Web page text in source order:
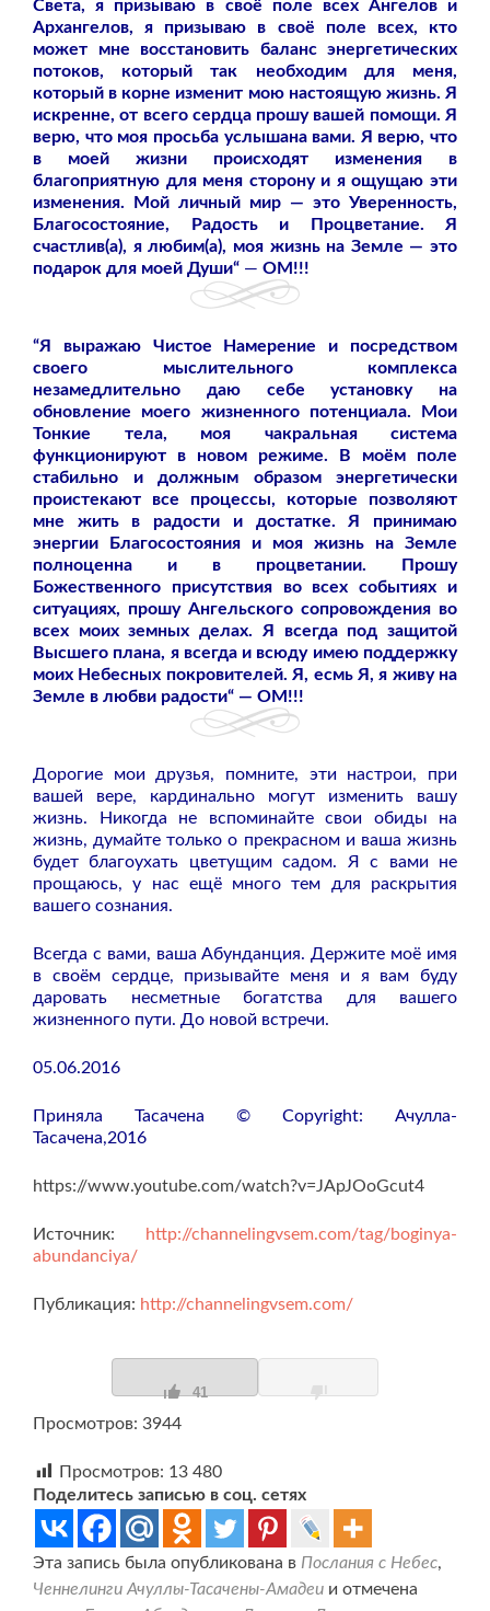
Света, я призываю в своё поле всех Ангелов и
Архангелов, я призываю в своё поле всех, кто
может мне восстановить баланс энергетических
потоков, который так необходим для меня,
который в корне изменит мою настоящую жизнь. Я
искренне, от всего сердца прошу вашей помощи. Я
верю, что моя просьба услышана вами. Я верю, что
в моей жизни происходят изменения в
благоприятную для меня сторону и я ощущаю эти
изменения. Мой личный мир — это Уверенность,
Благосостояние, Радость и Процветание. Я
счастлив(а), я любим(а), моя жизнь на Земле — это
подарок для моей Души“ — ОМ!!!
“Я выражаю Чистое Намерение и посредством
своего мыслительного комплекса
незамедлительно даю себе установку на
обновление моего жизненного потенциала. Мои
Тонкие тела, моя чакральная система
функционируют в новом режиме. В моём поле
стабильно и должным образом энергетически
проистекают все процессы, которые позволяют
мне жить в радости и достатке. Я принимаю
энергии Благосостояния и моя жизнь на Земле
полноценна и в процветании. Прошу
Божественного присутствия во всех событиях и
ситуациях, прошу Ангельского сопровождения во
всех моих земных делах. Я всегда под защитой
Высшего плана, я всегда и всюду имею поддержку
моих Небесных покровителей. Я, есмь Я, я живу на
Земле в любви радости“ — ОМ!!!
Дорогие мои друзья, помните, эти настрои, при
вашей вере, кардинально могут изменить вашу
жизнь. Никогда не вспоминайте свои обиды на
жизнь, думайте только о прекрасном и ваша жизнь
будет благоухать цветущим садом. Я с вами не
прощаюсь, у нас ещё много тем для раскрытия
вашего сознания.
Всегда с вами, ваша Абунданция. Держите моё имя
в своём сердце, призывайте меня и я вам буду
даровать несметные богатства для вашего
жизненного пути. До новой встречи.
05.06.2016
Приняла Тасачена © Copyright: Ачулла-
Тасачена,2016
https://www.youtube.com/watch?v=JApJOoGcut4
Источник:
http://channelingvsem.com/tag/boginya-
abundanciya/
Публикация: http://channelingvsem.com/
41
Просмотров: 3944
Просмотров: 13 480
Поделитесь записью в соц. сетях
Эта запись была опубликована в Послания с Небес,
Ченнелинги Ачуллы-Тасачены-Амадеи и отмечена